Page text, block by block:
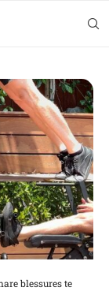
blessures te